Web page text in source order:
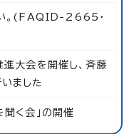
い。(FAQID-2665・
大会を開催し、斉藤
ました
く会」の開催